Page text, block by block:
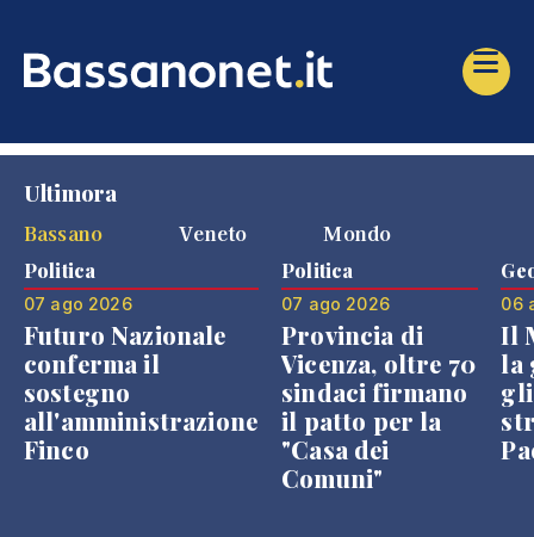
Ultimora
Bassano
Veneto Mondo
Politica
07 ago 2026
Futuro Nazionale
conferma il
sostegno
all'amministrazione
Finco
Politica
07 ago 2026
Provincia di
Vicenza, oltre 70
sindaci firmano
il patto per la
"Casa dei
Comuni"
06
Il
la